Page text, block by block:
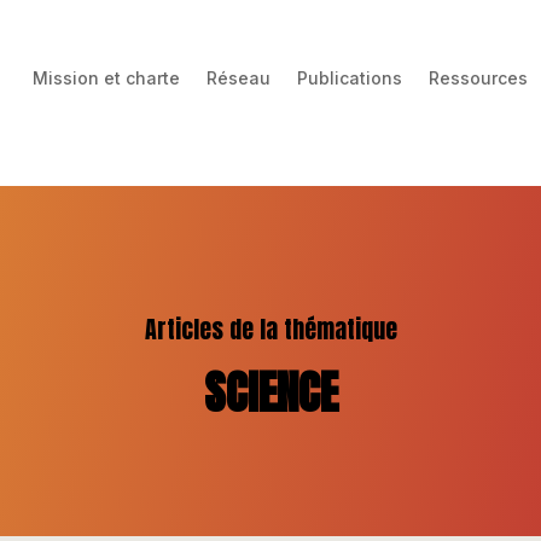
Mission et charte Réseau Publications Ressources
Articles de la thématique
SCIENCE